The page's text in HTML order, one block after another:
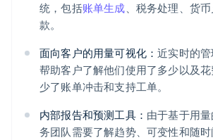
统，包括账单生成、税务处理、货
款。
面向客户的用量可视化：近实时的
帮助客户了解他们使用了多少以及
少了账单冲击和支持工单。
内部报告和预测工具： 由于基于用
务团队需要了解趋势、可变性和随时